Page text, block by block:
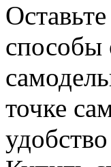
способы
точке